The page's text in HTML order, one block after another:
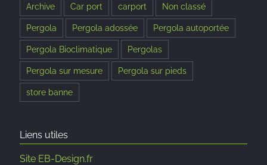
Archive Car port carport Non classé
Pergola Pergola adossée Pergola autoportée
Pergola Bioclimatique Pergolas
Pergola sur mesure Pergola sur pieds
store banne
Liens utiles
Site EB-Design.fr